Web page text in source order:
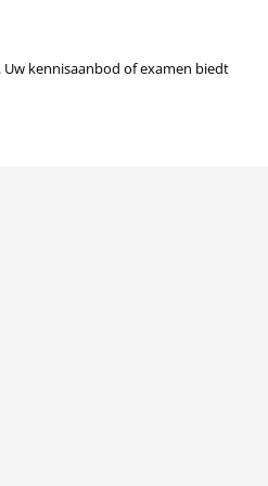
kennisaanbod of examen biedt